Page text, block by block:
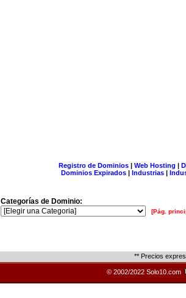
Registro de Dominios| Web Hosting |
Dominios Expirados | Industrias |
Categorías de Dominio:
[Pág.
** Precios
© 2002/2022 Solo10.com